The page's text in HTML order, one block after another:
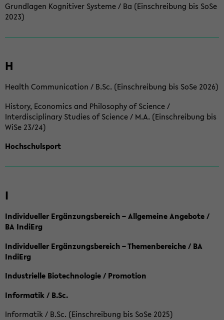
Grundlagen Kognitiver Systeme / Ba (Einschreibung bis SoSe
2023)
H
Health Communication / B.Sc. (Einschreibung bis SoSe 2026)
History, Economics and Philosophy of Science /
Interdisciplinary Studies of Science / M.A. (Einschreibung bis
WiSe 23/24)
Hochschulsport
I
Individueller Ergänzungsbereich – Allgemeine Angebote /
BA IndiErg
Individueller Ergänzungsbereich – Themenbereiche / BA
IndiErg
Industrielle Biotechnologie / Promotion
Informatik / B.Sc.
Informatik / B.Sc. (Einschreibung bis SoSe 2025)